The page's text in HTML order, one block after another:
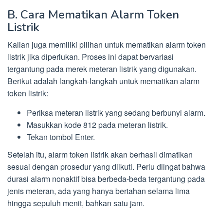
B. Cara Mematikan Alarm Token
Listrik
Kalian juga memiliki pilihan untuk mematikan alarm token
listrik jika diperlukan. Proses ini dapat bervariasi
tergantung pada merek meteran listrik yang digunakan.
Berikut adalah langkah-langkah untuk mematikan alarm
token listrik:
Periksa meteran listrik yang sedang berbunyi alarm.
Masukkan kode 812 pada meteran listrik.
Tekan tombol Enter.
Setelah itu, alarm token listrik akan berhasil dimatikan
sesuai dengan prosedur yang diikuti. Perlu diingat bahwa
durasi alarm nonaktif bisa berbeda-beda tergantung pada
jenis meteran, ada yang hanya bertahan selama lima
hingga sepuluh menit, bahkan satu jam.